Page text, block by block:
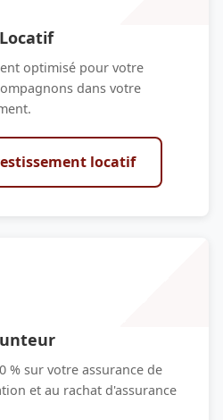
optimisé pour votre
dans votre
locatif
% sur votre assurance de
et au rachat d'assurance